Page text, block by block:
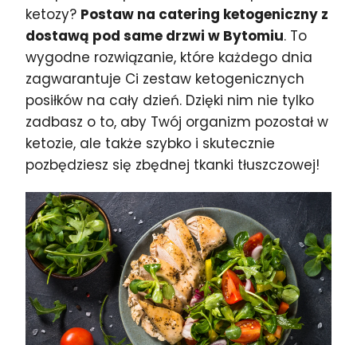
ketozy? Postaw na catering ketogeniczny z
dostawą pod same drzwi w Bytomiu. To
wygodne rozwiązanie, które każdego dnia
zagwarantuje Ci zestaw ketogenicznych
posiłków na cały dzień. Dzięki nim nie tylko
zadbasz o to, aby Twój organizm pozostał w
ketozie, ale także szybko i skutecznie
pozbędziesz się zbędnej tkanki tłuszczowej!